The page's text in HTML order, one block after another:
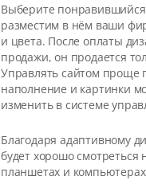
Выберите
разместим в нём ваши
и цвета. После оплаты
продажи, он продается
Управлять сайтом проще
наполнение и картинки
изменить в системе
Благодаря адаптивному
будет хорошо смотреться
планшетах и